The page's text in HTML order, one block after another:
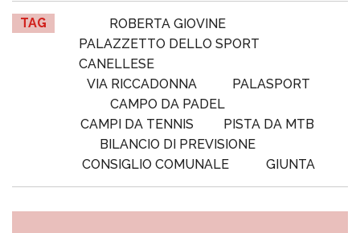
TAG
ROBERTA GIOVINE
PALAZZETTO DELLO SPORT
CANELLESE
VIA RICCADONNA
PALASPORT
CAMPO DA PADEL
CAMPI DA TENNIS
PISTA DA MTB
BILANCIO DI PREVISIONE
CONSIGLIO COMUNALE
GIUNTA